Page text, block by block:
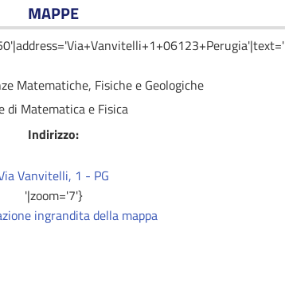
MAPPE
Matematiche, Fisiche e Geologiche
di Matematica e Fisica
Indirizzo:
Vanvitelli, 1 - PG
'|zoom='7'}
ingrandita della mappa